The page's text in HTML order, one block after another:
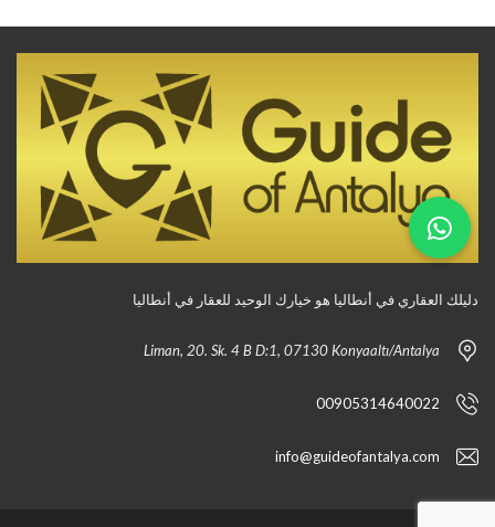
دليلك العقاري في أنطاليا هو خيارك الوحيد للعقار في أنطاليا
Liman, 20. Sk. 4 B D:1, 07130 Konyaaltı/Antalya
00905314640022
info@guideofantalya.com